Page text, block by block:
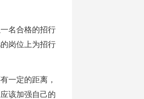
名合格的招行
岗位上为招行
一定的距离，
该加强自己的